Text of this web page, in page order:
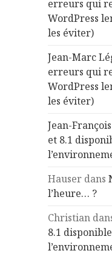
erreurs qui
WordPress
les éviter)
Jean-Marc
erreurs qui
WordPress
les éviter)
Jean-François
et 8.1
Hauser dans
l’heure… ?
Christian
8.1